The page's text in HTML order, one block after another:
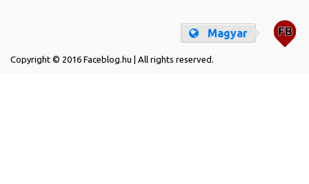
Magyar
Copyright © 2016 Faceblog.hu | All rights reserved.